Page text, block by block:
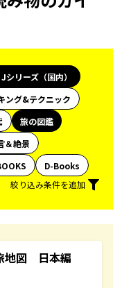
シリーズ（国内）
ング&テクニック
旅の図鑑
＆絶景
D-Books
絞り込み条件を追加
地図 日本編